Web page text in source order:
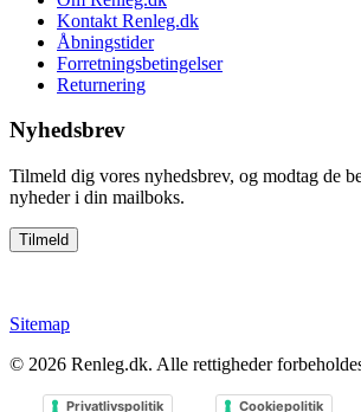
Kontakt Renleg.dk
Åbningstider
Forretningsbetingelser
Returnering
Nyhedsbrev
Tilmeld dig vores nyhedsbrev, og modtag de
nyheder i din mailboks.
Sitemap
© 2026 Renleg.dk. Alle rettigheder
Privatlivspolitik Cookiepolitik